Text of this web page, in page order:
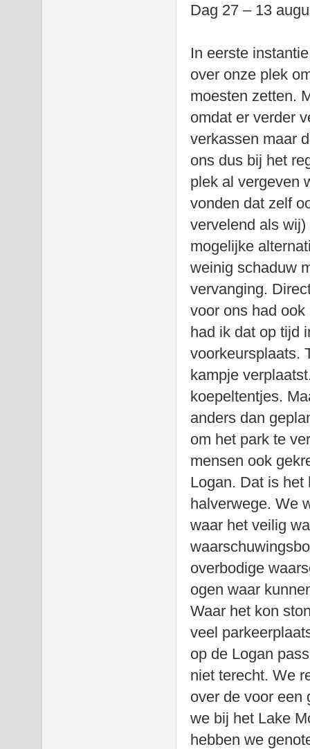
Dag 27 – 13
In eerste
over onze plek
moesten zetten.
omdat er verder
verkassen maar
ons dus bij het
plek al vergeven
vonden dat zelf
vervelend als
mogelijke
weinig schaduw
vervanging.
voor ons had
had ik dat op tijd
voorkeursplaats.
kampje
koepeltentjes.
anders dan
om het park te
mensen ook
Logan. Dat is het
halverwege. We
waar het veilig
overbodige
ogen waar
Waar het kon
veel
op de Logan
niet terecht. We
over de voor een
we bij het Lake
hebben we